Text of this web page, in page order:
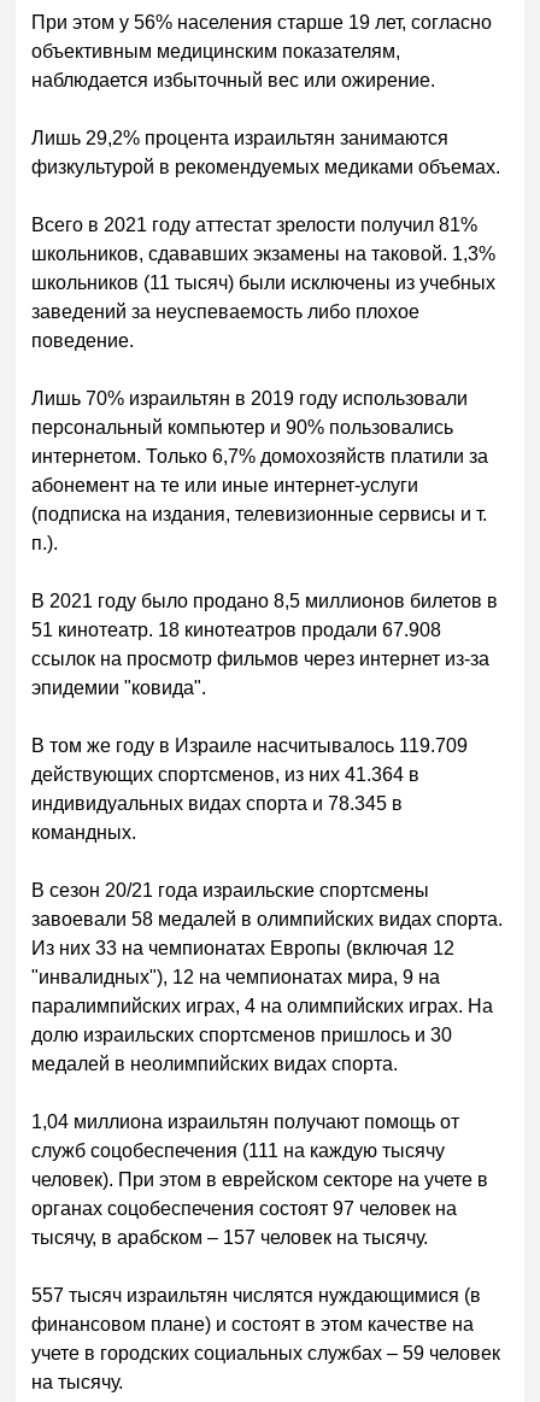
При этом у 56% населения старше 19 лет, согласно
объективным медицинским показателям,
наблюдается избыточный вес или ожирение.
Лишь 29,2% процента израильтян занимаются
физкультурой в рекомендуемых медиками объемах.
Всего в 2021 году аттестат зрелости получил 81%
школьников, сдававших экзамены на таковой. 1,3%
школьников (11 тысяч) были исключены из учебных
заведений за неуспеваемость либо плохое
поведение.
Лишь 70% израильтян в 2019 году использовали
персональный компьютер и 90% пользовались
интернетом. Только 6,7% домохозяйств платили за
абонемент на те или иные интернет-услуги
(подписка на издания, телевизионные сервисы и т.
п.).
В 2021 году было продано 8,5 миллионов билетов в
51 кинотеатр. 18 кинотеатров продали 67.908
ссылок на просмотр фильмов через интернет из-за
эпидемии "ковида".
В том же году в Израиле насчитывалось 119.709
действующих спортсменов, из них 41.364 в
индивидуальных видах спорта и 78.345 в
командных.
В сезон 20/21 года израильские спортсмены
завоевали 58 медалей в олимпийских видах спорта.
Из них 33 на чемпионатах Европы (включая 12
"инвалидных"), 12 на чемпионатах мира, 9 на
паралимпийских играх, 4 на олимпийских играх. На
долю израильских спортсменов пришлось и 30
медалей в неолимпийских видах спорта.
1,04 миллиона израильтян получают помощь от
служб соцобеспечения (111 на каждую тысячу
человек). При этом в еврейском секторе на учете в
органах соцобеспечения состоят 97 человек на
тысячу, в арабском – 157 человек на тысячу.
557 тысяч израильтян числятся нуждающимися (в
финансовом плане) и состоят в этом качестве на
учете в городских социальных службах – 59 человек
на тысячу.